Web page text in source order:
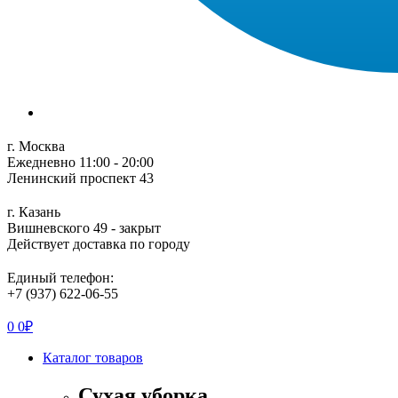
г. Москва
Ежедневно 11:00 - 20:00
Ленинский проспект 43
г. Казань
Вишневского 49 - закрыт
Действует доставка по городу
Единый телефон:
+7 (937) 622-06-55
0 0₽
Каталог товаров